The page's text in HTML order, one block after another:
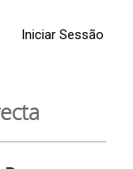
Iniciar Sessão